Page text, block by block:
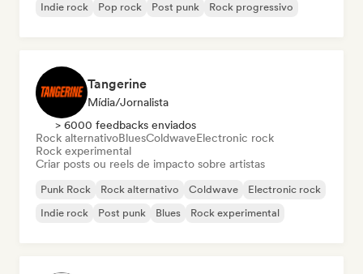
Indie rock
Pop rock Post punk Rock progressivo
Tangerine
Mídia/Jornalista
> 6000 feedbacks enviados
Rock alternativoBluesColdwaveElectronic rock
Rock experimental
Criar posts ou reels de impacto sobre artistas
Punk Rock Rock alternativo Coldwave
Electronic rock
Indie rock
Post punk Blues Rock experimental